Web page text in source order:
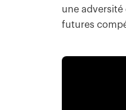
une
futures